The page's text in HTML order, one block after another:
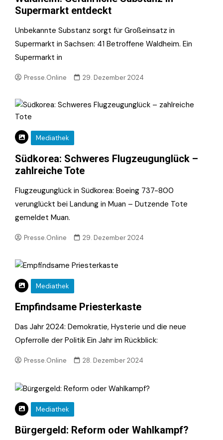
Supermarkt entdeckt
Unbekannte Substanz sorgt für Großeinsatz in
Supermarkt in Sachsen: 41 Betroffene Waldheim. Ein
Supermarkt in
Presse.Online 29. Dezember 2024
Mediathek
Südkorea: Schweres Flugzeugunglück –
zahlreiche Tote
Flugzeugunglück in Südkorea: Boeing 737-800
verunglückt bei Landung in Muan – Dutzende Tote
gemeldet Muan.
Presse.Online 29. Dezember 2024
Mediathek
Empfindsame Priesterkaste
Das Jahr 2024: Demokratie, Hysterie und die neue
Opferrolle der Politik Ein Jahr im Rückblick:
Presse.Online 28. Dezember 2024
Mediathek
Bürgergeld: Reform oder Wahlkampf?